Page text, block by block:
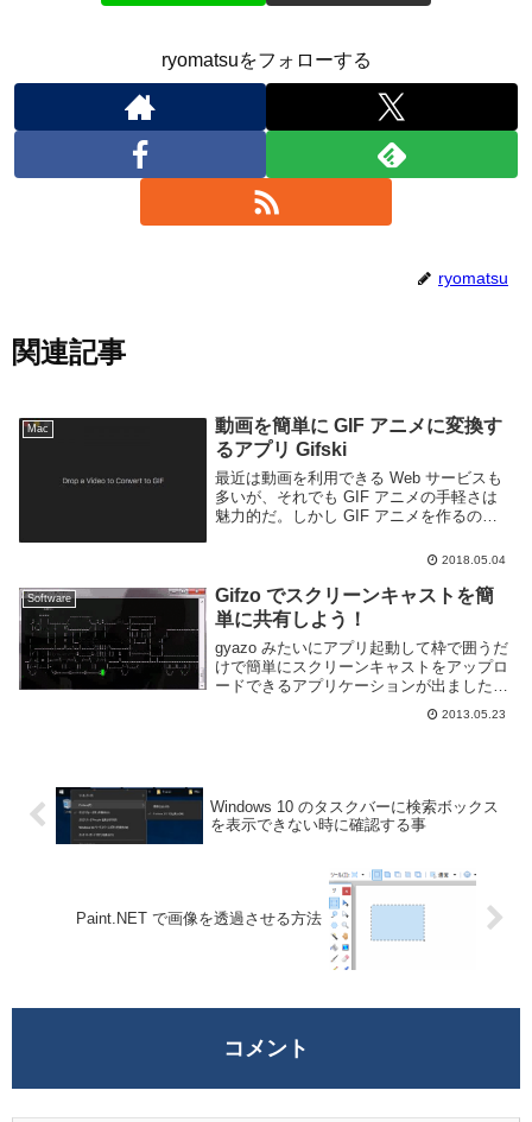
ryomatsuをフォローする
ryomatsu
関連記事
Mac
動画を簡単に GIF アニメに変換す
るアプリ Gifski
最近は動画を利用できる Web サービスも
多いが、それでも GIF アニメの手軽さは
魅力的だ。しかし GIF アニメを作るのは
あれば Gifski というアプリを利用する事で
2018.05.04
Software
Gifzo でスクリーンキャストを簡
単に共有しよう！
gyazo みたいにアプリ起動して枠で囲うだ
けで簡単にスクリーンキャストをアップロ
ードできるアプリケーションが出ました。
Windows と MacOS に対応しているよう
です。自分は Windows7 Home 64bit で確
2013.05.23
Windows 10 のタスクバーに検索ボックス
を表示できない時に確認する事
Paint.NET で画像を透過させる方法
コメント